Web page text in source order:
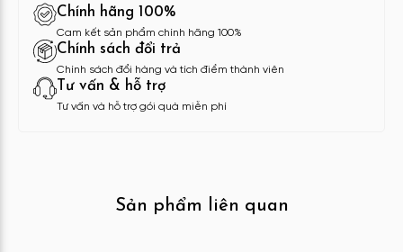
Chính hãng 100%
Cam kết sản phẩm chính hãng 100%
Chính sách đổi trả
Chính sách đổi hàng và tích điểm thành viên
Tư vấn & hỗ trợ
Tư vấn và hỗ trợ gói quà miễn phí
Sản phẩm liên quan